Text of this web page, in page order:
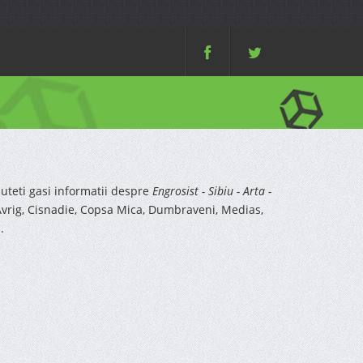
gasi informatii despre Engrosist - Sibiu - Arta -
Cisnadie, Copsa Mica, Dumbraveni, Medias,